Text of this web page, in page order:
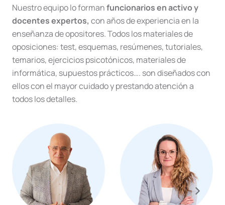
Nuestro equipo lo formanfuncionarios en activo y
docentes expertos, con años de experiencia en la
enseñanza de opositores. Todos los materiales de
oposiciones: test, esquemas, resúmenes, tutoriales,
temarios, ejercicios psicotónicos, materiales de
informática, supuestos prácticos…. son diseñados con
ellos con el mayor cuidado y prestando atención a
todos los detalles.